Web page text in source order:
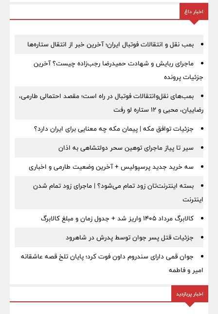
اخبار داغ
بمب نقل‌ و انتقالات فوتبال ایران؛ آخرین خبر از انتقال ستاره‌ها
ماجرای ربایش و شهادت حمیدرضا رجب‌زاده چیست؟ آخرین
جزئیات پرونده
بمب‌های نقل‌وانتقالات فوتبال در راه است؛ مقصد احتمالی طارمی،
رضاییان، محبی و ۱۲ ستاره لو رفت
جزئیات توافق مکه | پیمان مکه چه معنایی برای ایران دارد؟
سیر تا پیاز ماجرای توهین سحر دولتشاهی به اذان
سه خرید جدید پرسپولیس + آخرین وضعیت طارمی و اخباری
بسته اینترنت‌تان زود تمام می‌شود؟ | ماجرای زود تمام شدن
اینترنت
کالابرگ مرداد ۱۴۰۵ واریز شد + جدول زمان و مبلغ کالابرگ
جزئیات قتل پسر جوان توسط پدرش در شاهرود
جوان قمی دارای سندروم داون فوت کرد؛ پایان تلخ قصه عاشقانه
امیر و فاطمه
اخبار پربازدید